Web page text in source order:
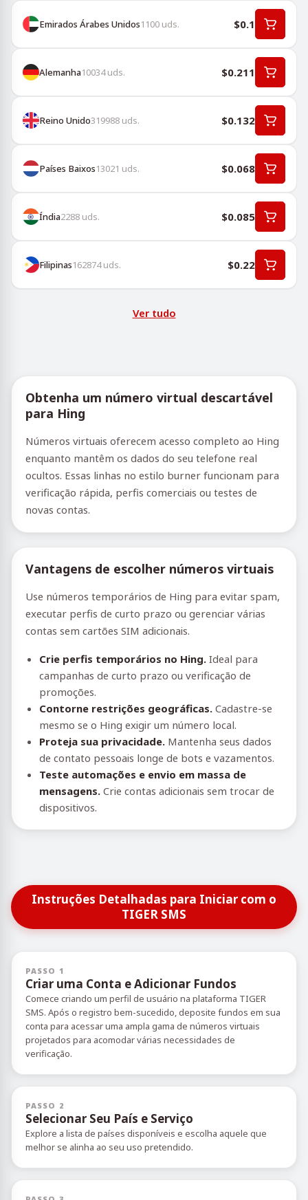
Emirados Árabes Unidos1100 uds. $0.1
Alemanha10034uds. $0.211
Reino Unido319988 uds. $0.132
Países Baixos13021 uds. $0.068
Índia2288 uds. $0.085
Filipinas162874uds. $0.22
Ver tudo
Obtenha um número virtual descartável
para Hing
Números virtuais oferecem acesso completo ao Hing
enquanto mantêm os dados do seu telefone real
ocultos. Essas linhas no estilo burner funcionam para
verificação rápida, perfis comerciais ou testes de
novas contas.
Vantagens de escolher números virtuais
Use números temporários de Hing para evitar spam,
executar perfis de curto prazo ou gerenciar várias
contas sem cartões SIM adicionais.
Crie perfis temporários no Hing. Ideal para
campanhas de curto prazo ou verificação de
promoções.
Contorne restrições geográficas. Cadastre-se
mesmo se o Hing exigir um número local.
Proteja sua privacidade. Mantenha seus dados
de contato pessoais longe de bots e vazamentos.
Teste automações e envio em massa de
mensagens. Crie contas adicionais sem trocar de
dispositivos.
Instruções Detalhadas para Iniciar com o
TIGER SMS
PASSO 1
Criar uma Conta e Adicionar Fundos
Comece criando um perfil de usuário na plataforma TIGER
SMS. Após o registro bem-sucedido, deposite fundos em sua
conta para acessar uma ampla gama de números virtuais
projetados para acomodar várias necessidades de
verificação.
PASSO 2
Selecionar Seu País e Serviço
Explore a lista de países disponíveis e escolha aquele que
melhor se alinha ao seu uso pretendido.